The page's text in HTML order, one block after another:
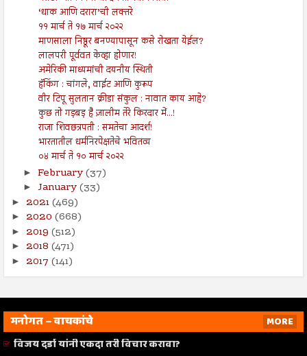
‘धाक आणि दरारा’ची लक्तरे
११ मार्च ते १७ मार्च २०२२
माणसाला निष्ठूर बनण्यापासून कसे रोखता येईल?
लालपरी पूर्ववत केव्हा होणार!
अमेरिकी माध्यमांची दयनीय स्थिती
हॅकिंग : चांगले, वाईट आणि कुरूप
वीर टिपू सुलतान क्रीडा संकुल : नावात काय आहे?
कुछ तो गड़बड़ है ज़ालीम तेरे किरदार में...!
राजा शिवछत्रपती : समतेचा आदर्श!
भारतातील धर्मनिरपेक्षतेचे भवितव्य
०४ मार्च ते १० मार्च २०२२
► February(37)
► January(33)
► 2021(469)
► 2020 (668)
► 2019 (512)
► 2018 (471)
► 2017 (141)
मनोगत – वाचकांचे
MORE
विजय दर्डा यांनी एकदा तरी विचार करावा?